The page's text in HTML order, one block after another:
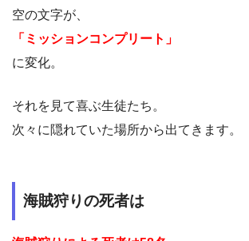
空の文字が、
「ミッションコンプリート」
に変化。
それを見て喜ぶ生徒たち。
次々に隠れていた場所から出てきます。
海賊狩りの死者は